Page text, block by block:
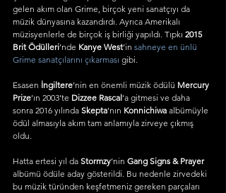
gelen akım olan Grime, birçok yeni sanatçıyı da
müzik dünyasına kazandırdı. Ayrıca Amerikalı
müzisyenlerle de birçok iş birliği yapıldı. Tıpkı 2015
Brit Ödülleri’nde Kanye West’in sahneye en ünlü
Grime sanatçılarını çıkarması gibi.
Esasen İngiltere’nin en önemli müzik ödülü Mercury
Prize’ın 2003’te Dizzee Rascal’a gitmesi ve daha
sonra 2016 yılında Skepta’nın Konnichiwa albümüyle
ödül almasıyla akım tam anlamıyla zirveye çıkmış
oldu.
Hatta ertesi yıl da Stormzy’nin Gang Signs & Prayer
albümü ödüle aday gösterildi. Bu nedenle zirvedeki
bu müzik türünden keşfetmeniz gereken parçaları